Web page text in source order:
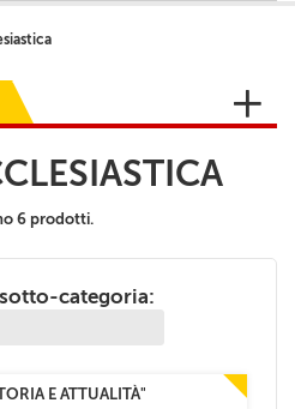
+
6 prodotti.
categoria:
E ATTUALITÀ"